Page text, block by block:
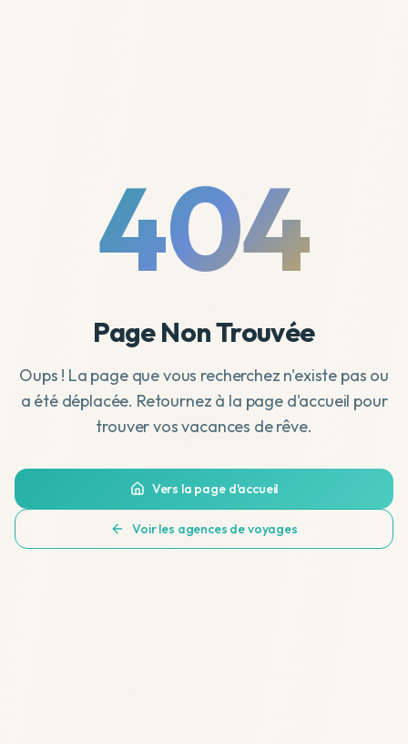
404
Page Non Trouvée
Oups ! La page que vous recherchez n'existe pas ou
a été déplacée. Retournez à la page d'accueil pour
trouver vos vacances de rêve.
Vers la page d'accueil
Voir les agences de voyages